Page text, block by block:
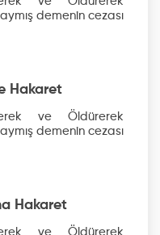
demenin cezası
Hakaret
ve Öldürerek
demenin cezası
Hakaret
ve Öldürerek